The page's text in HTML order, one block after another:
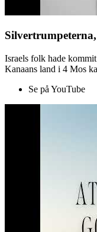
Israels folk hade
Kanaans land i 4 Mos
Se på YouTube